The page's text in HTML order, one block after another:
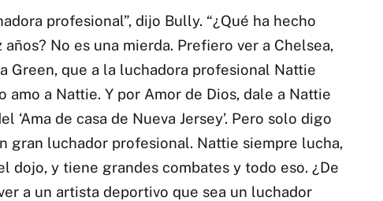
profesional”, dijo Bully. “¿Qué ha hecho
No es una mierda. Prefiero ver a Chelsea,
Green, que a la luchadora profesional Nattie
amo a Nattie. Y por Amor de Dios, dale a Nattie
‘Ama de casa de Nueva Jersey’. Pero solo digo
gran luchador profesional. Nattie siempre lucha,
dojo, y tiene grandes combates y todo eso. ¿De
a un artista deportivo que sea un luchador